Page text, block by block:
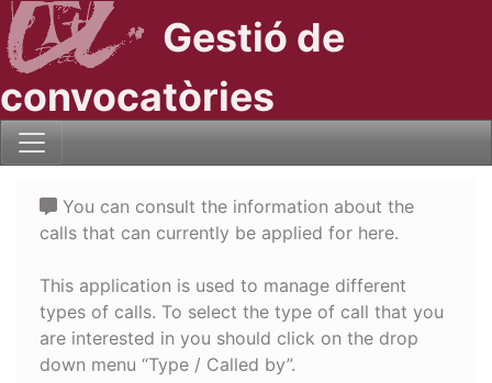
Gestió de
convocatòries
You can consult the information about the
calls that can currently be applied for here.
This application is used to manage different
types of calls. To select the type of call that you
are interested in you should click on the drop
down menu “Type / Called by”.